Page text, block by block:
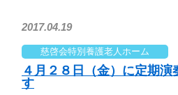
2017.04.19
慈啓会特別養護老人ホーム
４月２８日（金）に定期演
す